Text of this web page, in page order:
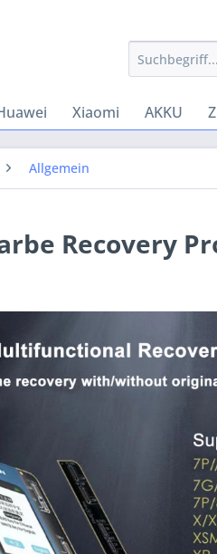
Xiaomi AKKU
Allgemein
Recovery